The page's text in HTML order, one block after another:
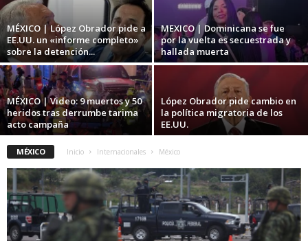
MÉXICO | López Obrador pide a
EE.UU. un «informe completo»
sobre la detención...
MEXICO | Dominicana se fue
por la vuelta es secuestrada y
hallada muerta
MÉXICO | Video: 9 muertos y 50
heridos tras derrumbe tarima
acto campaña
López Obrador pide cambio en
la política migratoria de los
EE.UU.
MÉXICO Inicio Internacionales México